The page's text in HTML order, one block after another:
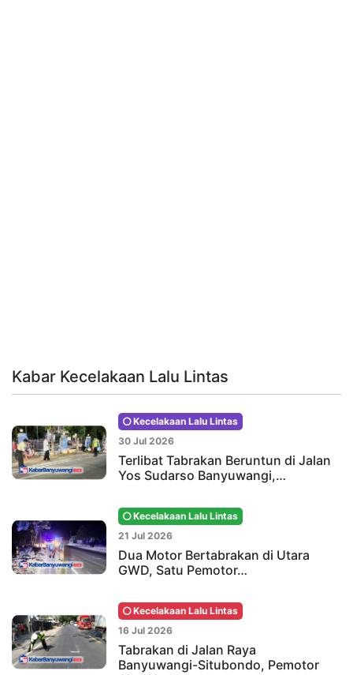
Kabar Kecelakaan Lalu Lintas
Kecelakaan Lalu Lintas
30 Jul 2026
Terlibat Tabrakan Beruntun di Jalan
Yos Sudarso Banyuwangi,…
Kecelakaan Lalu Lintas
21 Jul 2026
Dua Motor Bertabrakan di Utara
GWD, Satu Pemotor…
Kecelakaan Lalu Lintas
16 Jul 2026
Tabrakan di Jalan Raya
Banyuwangi-Situbondo, Pemotor